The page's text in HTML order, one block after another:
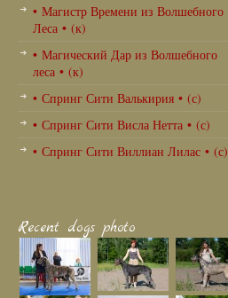
• Магистр Времени из Волшебного
Леса • (к)
• Магический Дар из Волшебного
леса • (к)
• Спринг Сити Валькирия • (с)
• Спринг Сити Висла Нетта • (с)
• Спринг Сити Виллиан Лилас • (с)
Recent dogs photo